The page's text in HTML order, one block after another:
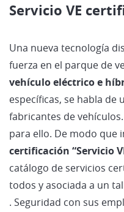
Servicio VE
Una nueva tecnología
fuerza en el parque de
vehículo eléctrico e
específicas, se habla de
fabricantes de
para ello. De modo que
certificación “Servicio
catálogo de servicios
todos y asociada a un
. Seguridad con sus